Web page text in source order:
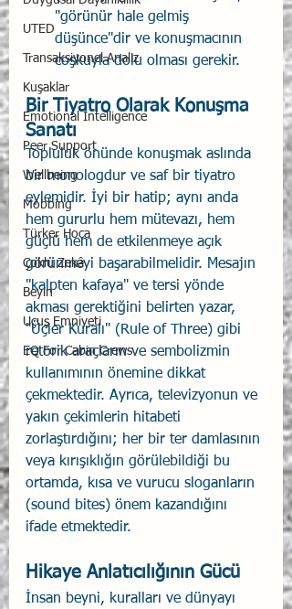
UTED
Transaksiyonel Analiz
Kuşaklar
Emotional Intelligence
Peer Support
Wellbeing
Mobbing
Türker Hoca
Çoklu Zekâ
Beyin
Uçuş Emniyeti
EQ For Cabin Crews
"görünür hale gelmiş
düşünce"dir ve konuşmacının
coşkuyla dolu olması gerekir.
Bir Tiyatro Olarak Konuşma
Sanatı
Topluluk önünde konuşmak aslında
bir monologdur ve saf bir tiyatro
eylemidir. İyi bir hatip; aynı anda
hem gururlu hem mütevazı, hem
güçlü hem de etkilenmeye açık
görünmeyi başarabilmelidir. Mesajın
"kalpten kafaya" ve tersi yönde
akması gerektiğini belirten yazar,
"Üçler Kuralı" (Rule of Three) gibi
retorik araçların ve sembolizmin
kullanımının önemine dikkat
çekmektedir. Ayrıca, televizyonun ve
yakın çekimlerin hitabeti
zorlaştırdığını; her bir ter damlasının
veya kırışıklığın görülebildiği bu
ortamda, kısa ve vurucu sloganların
(sound bites) önem kazandığını
ifade etmektedir.
Hikaye Anlatıcılığının Gücü
İnsan beyni, kuralları ve dünyayı